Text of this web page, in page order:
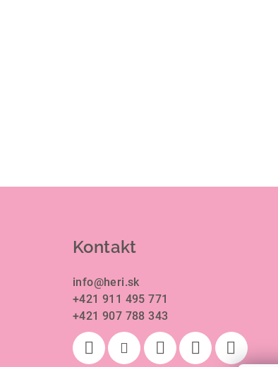
Kontakt
info@heri.sk
+421 911 495 771
+421 907 788 343